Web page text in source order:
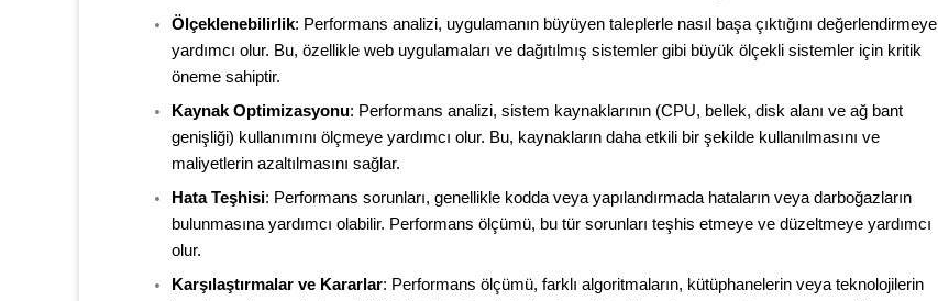
Ölçeklenebilirlik: Performans analizi, uygulamanın büyüyen taleplerle nasıl başa çıktığını değerlendirmeye
yardımcı olur. Bu, özellikle web uygulamaları ve dağıtılmış sistemler gibi büyük ölçekli sistemler için kritik
öneme sahiptir.
Kaynak Optimizasyonu: Performans analizi, sistem kaynaklarının (CPU, bellek, disk alanı ve ağ bant
genişliği) kullanımını ölçmeye yardımcı olur. Bu, kaynakların daha etkili bir şekilde kullanılmasını ve
maliyetlerin azaltılmasını sağlar.
Hata Teşhisi: Performans sorunları, genellikle kodda veya yapılandırmada hataların veya darboğazların
bulunmasına yardımcı olabilir. Performans ölçümü, bu tür sorunları teşhis etmeye ve düzeltmeye yardımcı
olur.
Karşılaştırmalar ve Kararlar: Performans ölçümü, farklı algoritmaların, kütüphanelerin veya teknolojilerin